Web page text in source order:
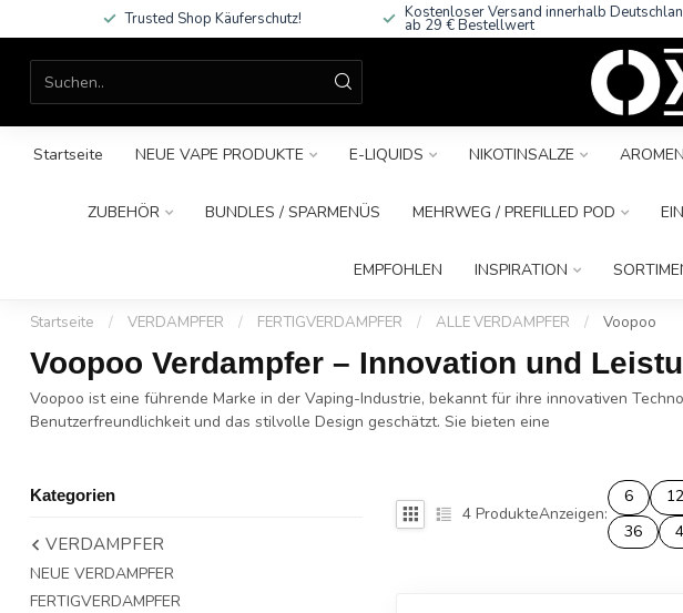
Trusted Shop Käuferschutz! Kostenloser Versand innerhalb
ab 29 € Bestellwert
Startseite NEUE VAPE PRODUKTE E-LIQUIDS NIKOTINSALZE AROMEN
ZUBEHÖR BUNDLES / SPARMENÜS MEHRWEG / PREFILLED POD
EMPFOHLEN INSPIRATION
Startseite / VERDAMPFER / FERTIGVERDAMPFER / ALLE VERDAMPFER / Voopoo
Voopoo Verdampfer – Innovation und
Voopoo ist eine führende Marke in der Vaping-Industrie, bekannt für ihre innovativen
Benutzerfreundlichkeit und das stilvolle Design geschätzt. Sie bieten eine
Kategorien
VERDAMPFER
NEUE VERDAMPFER
FERTIGVERDAMPFER
4 ProdukteAnzeigen:
6 12
36